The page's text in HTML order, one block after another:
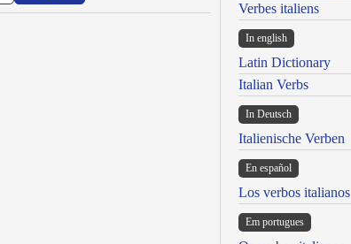
Verbes italiens
In english
Latin Dictionary
Italian Verbs
In Deutsch
Italienische Verben
En español
Los verbos italianos
Em portugues